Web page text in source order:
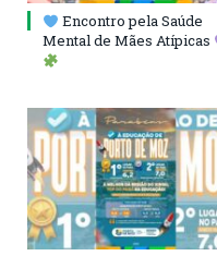
Encontro pela Saúde
Mental de Mães Atípicas